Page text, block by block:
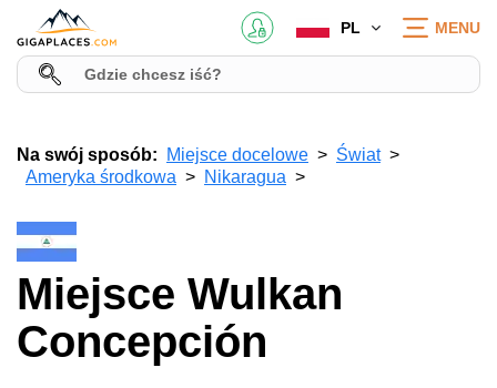
PL MENU
Na swój sposób: Miejsce docelowe
Świat
Ameryka środkowa
Nikaragua
Miejsce Wulkan
Concepción